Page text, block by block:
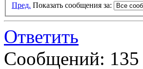
Пред. Показать сообщения за:
Ответить
Сообщений: 135